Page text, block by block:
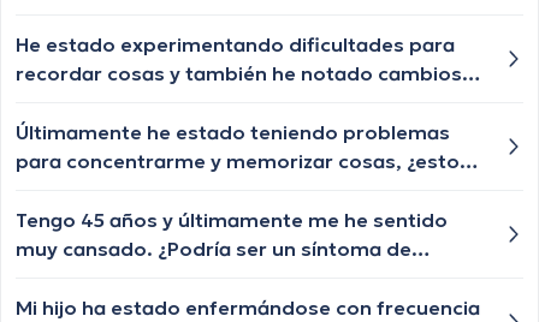
en la piel?
He estado experimentando dificultades para
recordar cosas y también he notado cambios
irritable y tengo problemas para concentrarme.
¿Alguien tiene alguna idea de qué podría estar
Últimamente he estado teniendo problemas
para concentrarme y memorizar cosas, ¿esto
Tengo 45 años y últimamente me he sentido
muy cansado. ¿Podría ser un síntoma de
Mi hijo ha estado enfermándose con frecuencia